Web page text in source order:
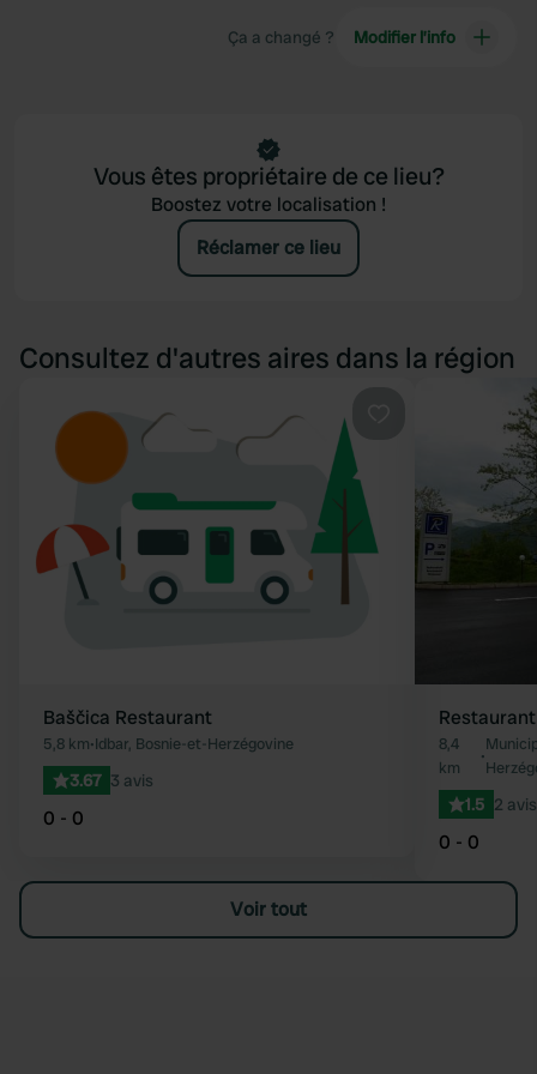
Ça a changé ? Modifier l’info
Vous êtes propriétaire de ce lieu?
Boostez votre localisation !
Réclamer ce lieu
Consultez d'autres aires dans la région
Baščica Restaurant
5,8 km•Idbar, Bosnie-et-Herzégovine
3.67 3 avis
0 - 0
8,4
km
•
1.5 2 avis
0 - 0
Voir tout